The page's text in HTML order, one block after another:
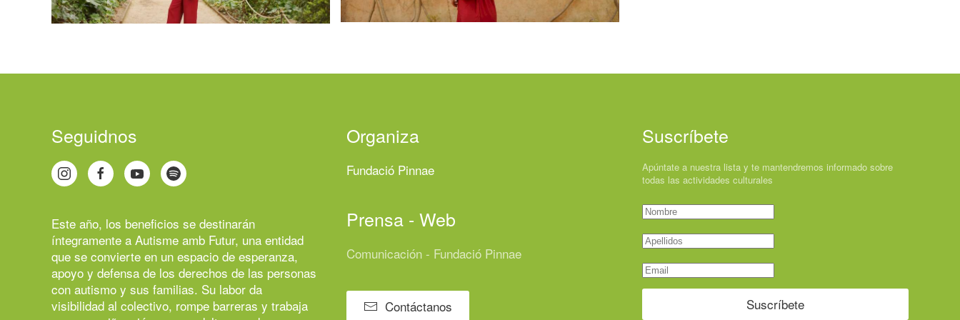
Seguidnos
Este año, los beneficios se destinarán
íntegramente a Autisme amb Futur, una entidad
que se convierte en un espacio de esperanza,
apoyo y defensa de los derechos de las personas
con autismo y sus familias. Su labor da
visibilidad al colectivo, rompe barreras y trabaja
Organiza
Fundació Pinnae
Prensa - Web
Comunicación - Fundació Pinnae
Contáctanos
Suscríbete
Apúntate a nuestra lista y te mantendremos informado sobre
todas las actividades culturales
Suscríbete